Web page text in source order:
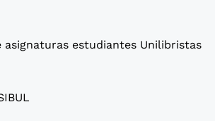
asignaturas estudiantes Unilibristas